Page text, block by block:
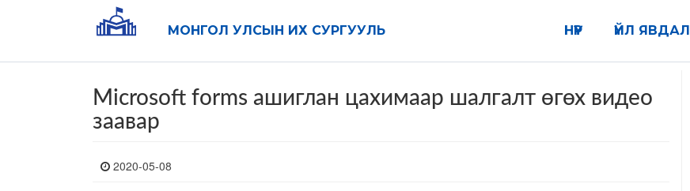
МОНГОЛ УЛСЫН ИХ СУРГУУЛЬ ҮЙЛ ЯВДАЛ
НҮҮР
Microsoft forms ашиглан цахимаар шалгалт өгөх видео
заавар
2020-05-08